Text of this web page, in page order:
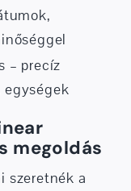
– precíz
egységek
megoldás
szeretnék a